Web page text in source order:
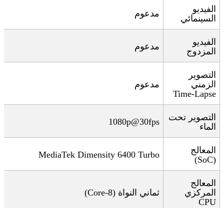
الفيديو
السينمائي
مدعوم
الفيديو
المزدوج
مدعوم
التصوير
الزمني
Time-Lapse
مدعوم
التصوير تحت
الماء
1080p@30fps
المعالج
(SoC)
MediaTek Dimensity 6400 Turbo
المعالج
المركزي
CPU
ثماني النواة (8-Core)